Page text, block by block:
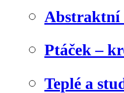
Abstraktní
Ptáček –
Teplé a